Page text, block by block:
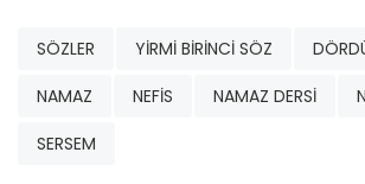
SÖZLER YİRMİ BİRİNCİ SÖZ
NAMAZ
NEFİS NAMAZ DERSİ
SERSEM